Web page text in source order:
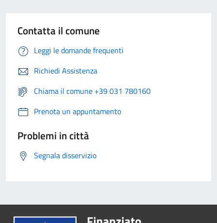
Contatta il comune
Leggi le domande frequenti
Richiedi Assistenza
Chiama il comune +39 031 780160
Prenota un appuntamento
Problemi in città
Segnala disservizio